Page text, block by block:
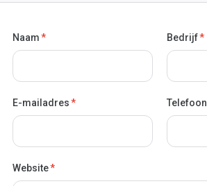
Naam* Bedrijf*
E-mailadres* Telefoon
Website*